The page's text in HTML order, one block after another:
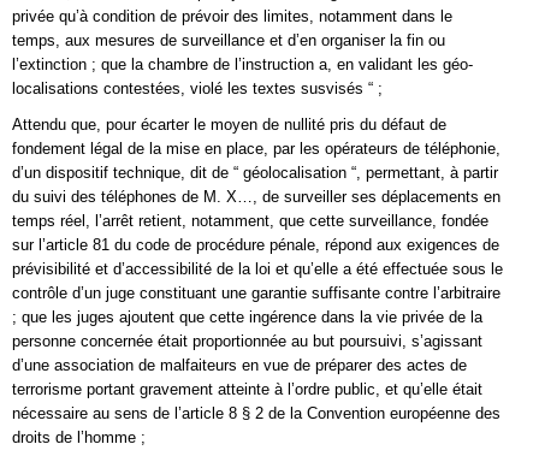
privée qu’à condition de prévoir des limites, notamment dans le
temps, aux mesures de surveillance et d’en organiser la fin ou
l’extinction ; que la chambre de l’instruction a, en validant les géo-
localisations contestées, violé les textes susvisés “ ;
Attendu que, pour écarter le moyen de nullité pris du défaut de
fondement légal de la mise en place, par les opérateurs de téléphonie,
d’un dispositif technique, dit de “ géolocalisation “, permettant, à partir
du suivi des téléphones de M. X…, de surveiller ses déplacements en
temps réel, l’arrêt retient, notamment, que cette surveillance, fondée
sur l’article 81 du code de procédure pénale, répond aux exigences de
prévisibilité et d’accessibilité de la loi et qu’elle a été effectuée sous le
contrôle d’un juge constituant une garantie suffisante contre l’arbitraire
; que les juges ajoutent que cette ingérence dans la vie privée de la
personne concernée était proportionnée au but poursuivi, s’agissant
d’une association de malfaiteurs en vue de préparer des actes de
terrorisme portant gravement atteinte à l’ordre public, et qu’elle était
nécessaire au sens de l’article 8 § 2 de la Convention européenne des
droits de l’homme ;